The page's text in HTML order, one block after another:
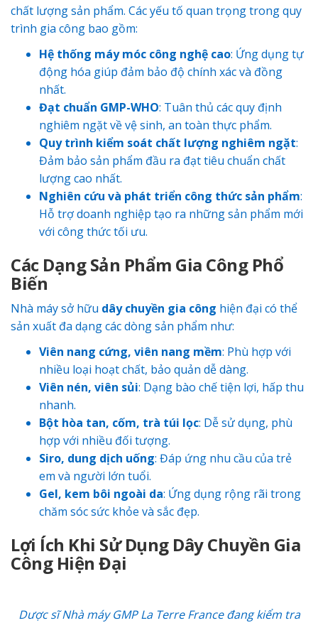
chất lượng sản phẩm. Các yếu tố quan trọng trong quy
trình gia công bao gồm:
Hệ thống máy móc công nghệ cao: Ứng dụng tự
động hóa giúp đảm bảo độ chính xác và đồng
nhất.
Đạt chuẩn GMP-WHO: Tuân thủ các quy định
nghiêm ngặt về vệ sinh, an toàn thực phẩm.
Quy trình kiểm soát chất lượng nghiêm ngặt:
Đảm bảo sản phẩm đầu ra đạt tiêu chuẩn chất
lượng cao nhất.
Nghiên cứu và phát triển công thức sản phẩm:
Hỗ trợ doanh nghiệp tạo ra những sản phẩm mới
với công thức tối ưu.
Các Dạng Sản Phẩm Gia Công Phổ
Biến
Nhà máy sở hữu dây chuyền gia công hiện đại có thể
sản xuất đa dạng các dòng sản phẩm như:
Viên nang cứng, viên nang mềm: Phù hợp với
nhiều loại hoạt chất, bảo quản dễ dàng.
Viên nén, viên sủi: Dạng bào chế tiện lợi, hấp thu
nhanh.
Bột hòa tan, cốm, trà túi lọc: Dễ sử dụng, phù
hợp với nhiều đối tượng.
Siro, dung dịch uống: Đáp ứng nhu cầu của trẻ
em và người lớn tuổi.
Gel, kem bôi ngoài da: Ứng dụng rộng rãi trong
chăm sóc sức khỏe và sắc đẹp.
Lợi Ích Khi Sử Dụng Dây Chuyền Gia
Công Hiện Đại
Dược sĩNhà máy GMP La Terre France đang kiểm tra